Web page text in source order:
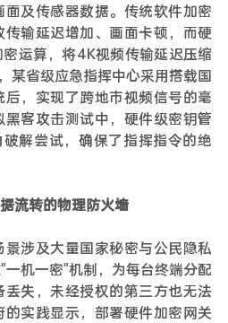
及传感器数据。传统软件加密
输延迟增加、画面卡顿，而硬
运算，将4K视频传输延迟压缩
某省级应急指挥中心采用搭载国
，实现了跨地市视频信号的毫
客攻击测试中，硬件级密钥管
解尝试，确保了指挥指令的绝
流转的物理防火墙
涉及大量国家秘密与公民隐私
机一密"机制，为每台终端分配
失，未经授权的第三方也无法
实践显示，部署硬件加密网关